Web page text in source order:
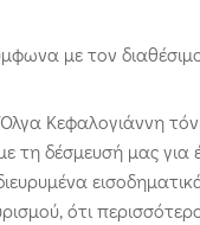
με τον διαθέσιμο
Κεφαλογιάννη
τη δέσμευσή μας
ότι